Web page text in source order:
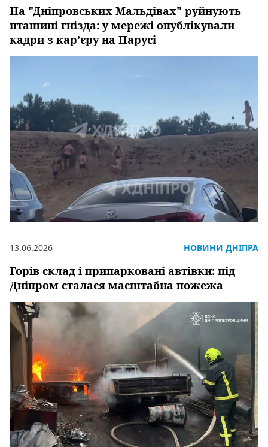
На "Дніпровських Мальдівах" руйнують
пташині гнізда: у мережі опублікували
кадри з кар’єру на Парусі
Горів склад і припарковані автівки: під
Дніпром сталася масштабна пожежа
13.06.2026 НОВИНИ ДНІПРА